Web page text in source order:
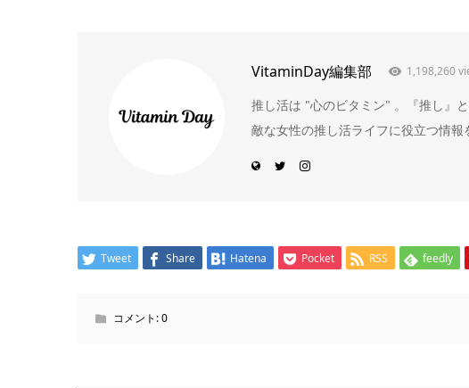
VitaminDay編集部 1,198,260
推し活は "心のビタミン" 。『推し』
敵な女性の推し活ライフに役立つ情報
Tweet Share Hatena Pocket RSS feedly
コメント:0